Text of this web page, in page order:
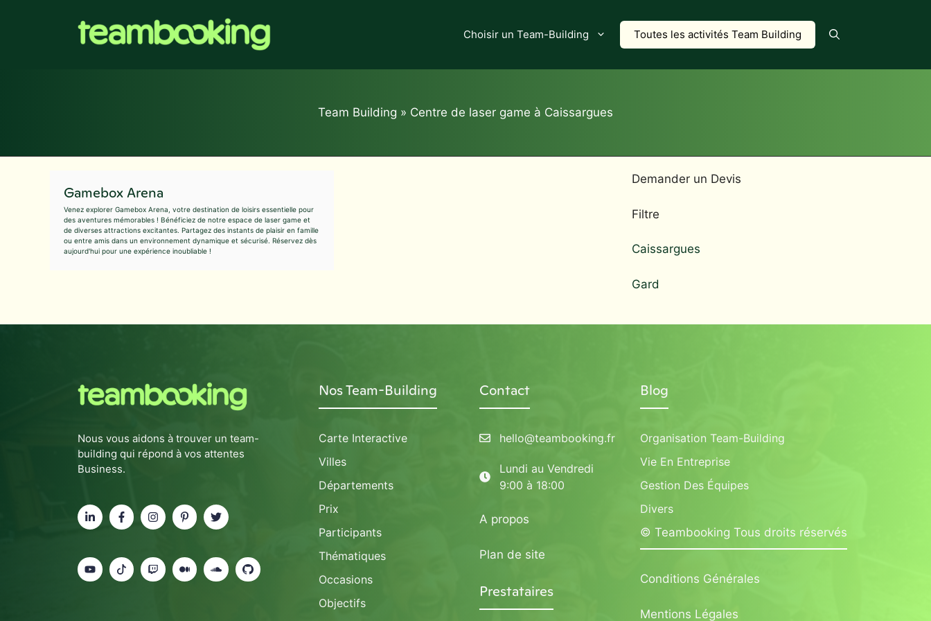
Choisir un Team-Building Toutes les activités Team Building
Team Building » Centre de laser game à Caissargues
Gamebox Arena
Venez explorer Gamebox Arena, votre destination de loisirs essentielle pour
des aventures mémorables ! Bénéficiez de notre espace de laser game et
de diverses attractions excitantes. Partagez des instants de plaisir en famille
ou entre amis dans un environnement dynamique et sécurisé. Réservez dès
aujourd'hui pour une expérience inoubliable !
Demander un Devis
Filtre
Caissargues
Gard
Nous vous aidons à trouver un team-
building qui répond à vos attentes
Business.
Nos Team-Building
Carte Interactive
Villes
Départements
Prix
Participants
Thématiques
Occasions
Objectifs
Contact
hello@teambooking.fr
Lundi au Vendredi
9:00 à 18:00
A propos
Plan de site
Prestataires
Blog
Organisation Team-Building
Vie En Entreprise
Gestion Des Équipes
Divers
© Teambooking Tous droits réservés
Conditions Générales
Mentions Légales